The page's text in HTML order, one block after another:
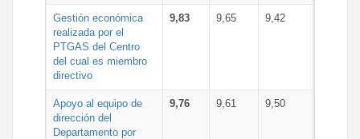
Gestión económica
realizada por el
PTGAS del Centro
del cual es miembro
directivo
9,83 9,65 9,42
Apoyo al equipo de
dirección del
Departamento por
9,76 9,61 9,50